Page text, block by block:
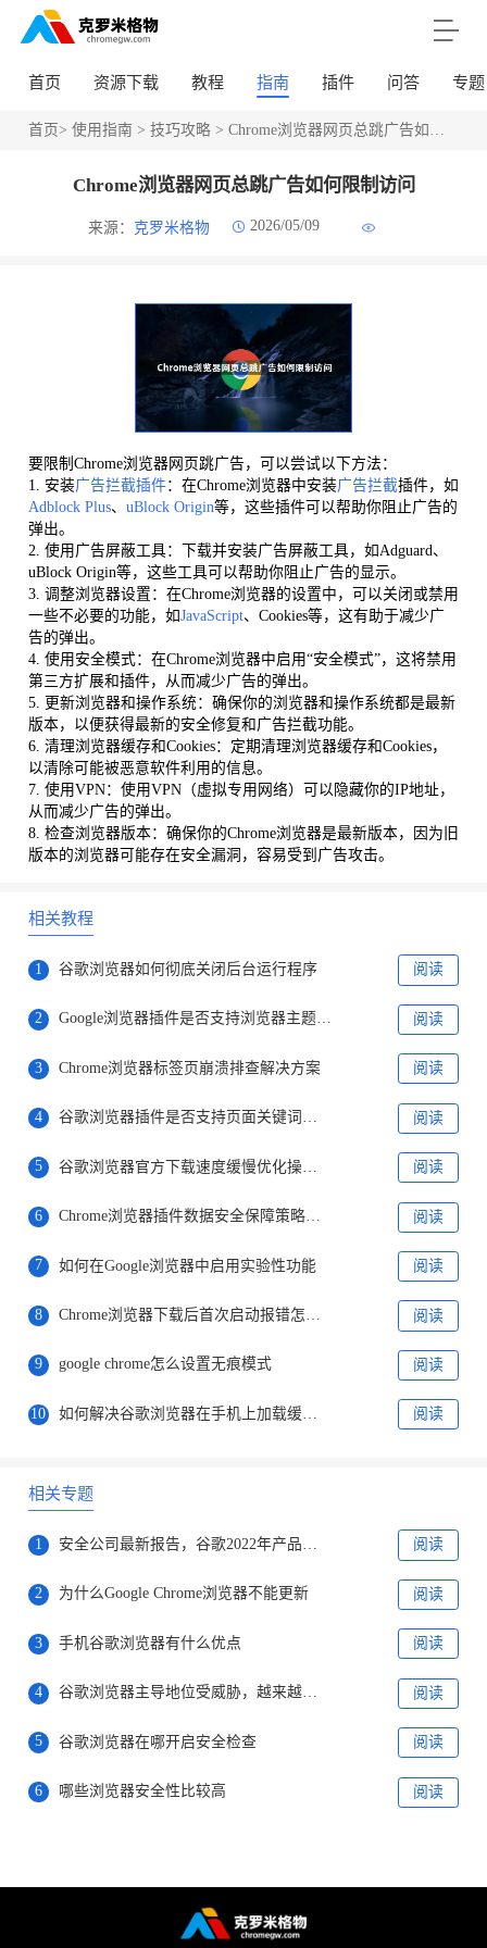
首页 资源下载 教程 指南 插件 问答 专题
首页> 使用指南 > 技巧攻略> Chrome浏览器网页总跳广告如何限制访问
Chrome浏览器网页总跳广告如何限制访问
来源： 克罗米格物 2026/05/09
要限制Chrome浏览器网页跳广告，可以尝试以下方法：
1. 安装广告拦截插件：在Chrome浏览器中安装广告拦截插件，如
Adblock Plus、 uBlock Origin等，这些插件可以帮助你阻止广告的
弹出。
2. 使用广告屏蔽工具：下载并安装广告屏蔽工具，如Adguard、
uBlock Origin等，这些工具可以帮助你阻止广告的显示。
3. 调整浏览器设置：在Chrome浏览器的设置中，可以关闭或禁用
一些不必要的功能，如JavaScript、Cookies等，这有助于减少广
告的弹出。
4. 使用安全模式：在Chrome浏览器中启用“安全模式”，这将禁用
第三方扩展和插件，从而减少广告的弹出。
5. 更新浏览器和操作系统：确保你的浏览器和操作系统都是最新
版本，以便获得最新的安全修复和广告拦截功能。
6. 清理浏览器缓存和Cookies：定期清理浏览器缓存和Cookies，
以清除可能被恶意软件利用的信息。
7. 使用VPN：使用VPN（虚拟专用网络）可以隐藏你的IP地址，
从而减少广告的弹出。
8. 检查浏览器版本：确保你的Chrome浏览器是最新版本，因为旧
版本的浏览器可能存在安全漏洞，容易受到广告攻击。
相关教程
1 谷歌浏览器如何彻底关闭后台运行程序 阅读
2 Google浏览器插件是否支持浏览器主题切换 阅读
3 Chrome浏览器标签页崩溃排查解决方案 阅读
4 谷歌浏览器插件是否支持页面关键词过滤功能 阅读
5 谷歌浏览器官方下载速度缓慢优化操作汇总 阅读
6 Chrome浏览器插件数据安全保障策略及实践 阅读
7 如何在Google浏览器中启用实验性功能 阅读
8 阅读
9 google chrome怎么设置无痕模式 阅读
10 如何解决谷歌浏览器在手机上加载缓慢的问题 阅读
相关专题
1 阅读
2 为什么Google Chrome浏览器不能更新 阅读
3 手机谷歌浏览器有什么优点 阅读
4 谷歌浏览器主导地位受威胁，越来越多用户选择bing 阅读
5 谷歌浏览器在哪开启安全检查 阅读
6 哪些浏览器安全性比较高 阅读